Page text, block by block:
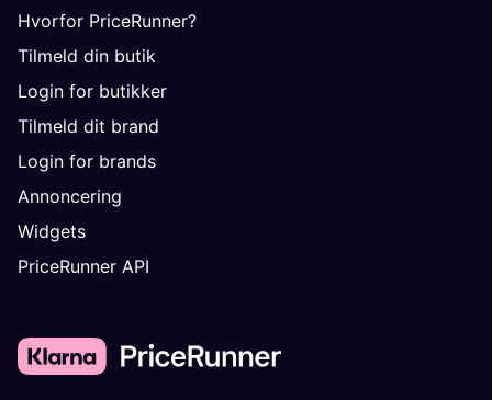
Hvorfor PriceRunner?
Tilmeld din butik
Login for butikker
Tilmeld dit brand
Login for brands
Annoncering
Widgets
PriceRunner API